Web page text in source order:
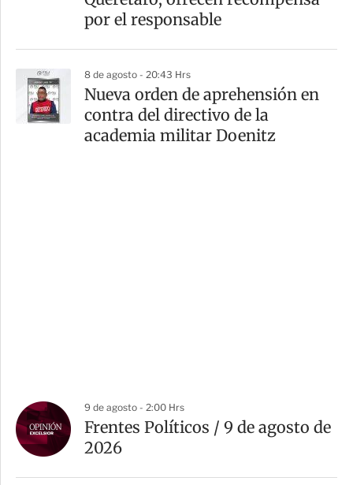
por el responsable
8 de agosto - 20:43 Hrs
Nueva orden de aprehensión en
contra del directivo de la
academia militar Doenitz
9 de agosto - 2:00 Hrs
Frentes Políticos / 9 de agosto de
2026